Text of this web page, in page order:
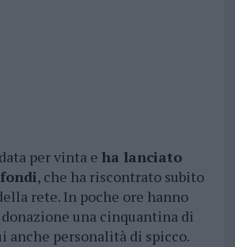
per vinta e ha lanciato
, che ha riscontrato subito
rete. In poche ore hanno
una cinquantina di
anche personalità di spicco.